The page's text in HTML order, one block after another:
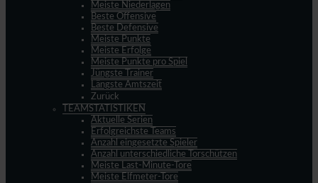
Meiste Niederlagen
Beste Offensive
Beste Defensive
Meiste Punkte
Meiste Erfolge
Meiste Punkte pro Spiel
Jüngste Trainer
Längste Amtszeit
Zurück
TEAMSTATISTIKEN
Aktuelle Serien
Erfolgreichste Teams
Anzahl eingesetzte Spieler
Anzahl unterschiedliche Torschützen
Meiste Last-Minute-Tore
Meiste Elfmeter-Tore